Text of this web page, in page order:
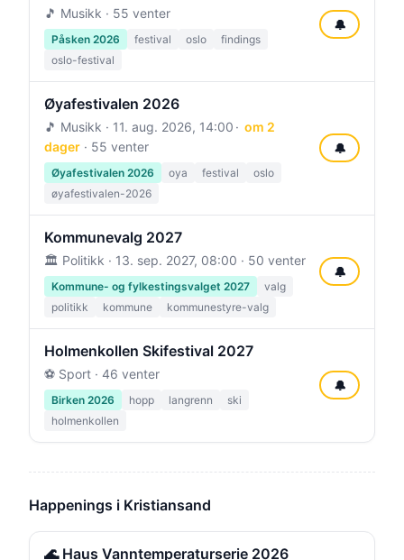
🎵 Musikk · 55 venter
Påsken 2026 festival oslo
findings
oslo-festival
🔔
Øyafestivalen 2026
🎵 Musikk · 11. aug. 2026, 14:00
om 2
dager · 55 venter
Øyafestivalen 2026 oya festival
oslo
øyafestivalen-2026
🔔
Kommunevalg 2027
🏛️ Politikk · 13. sep. 2027, 08:00 · 50 venter
Kommune- og fylkestingsvalget 2027
valg
politikk
kommune kommunestyre-valg
🔔
Holmenkollen Skifestival 2027
⚽ Sport · 46 venter
Birken 2026 hopp langrenn
ski
holmenkollen
🔔
Happenings i Kristiansand
🌊 Haus Vanntemperaturserie 2026